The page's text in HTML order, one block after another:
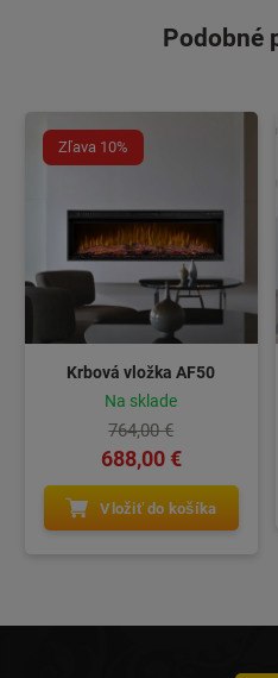
Podobné
Zľava 10%
Krbová vložka AF50
Na sklade
764,00 €
688,00 €
Vložiť do košíka